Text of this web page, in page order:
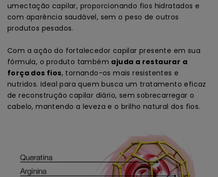
umectação capilar, proporcionando fios hidratados e
com aparência saudável, sem o peso de outros
produtos pesados.
Com a ação do fortalecedor capilar presente em sua
fórmula, o produto também ajuda a restaurar a
força dos fios, tornando-os mais resistentes e
nutridos. Ideal para quem busca um tratamento eficaz
de reconstrução capilar diário, sem sobrecarregar o
cabelo, mantendo a leveza e o brilho natural dos fios.